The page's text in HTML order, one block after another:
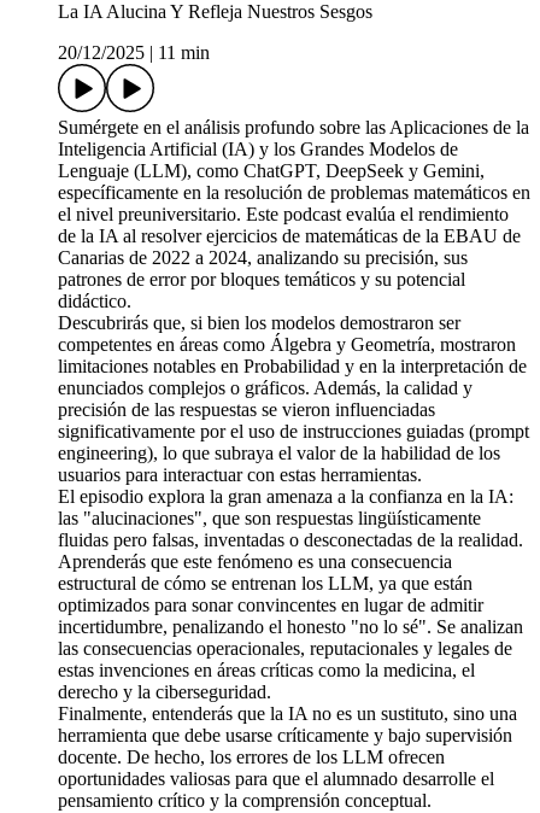
La IA Alucina Y Refleja Nuestros Sesgos
20/12/2025
11 min
Sumérgete en el análisis profundo sobre las Aplicaciones de la
Inteligencia Artificial (IA) y los Grandes Modelos de
Lenguaje (LLM), como ChatGPT, DeepSeek y Gemini,
específicamente en la resolución de problemas matemáticos en
el nivel preuniversitario. Este podcast evalúa el rendimiento
de la IA al resolver ejercicios de matemáticas de la EBAU de
Canarias de 2022 a 2024, analizando su precisión, sus
patrones de error por bloques temáticos y su potencial
didáctico.
Descubrirás que, si bien los modelos demostraron ser
competentes en áreas como Álgebra y Geometría, mostraron
limitaciones notables en Probabilidad y en la interpretación de
enunciados complejos o gráficos. Además, la calidad y
precisión de las respuestas se vieron influenciadas
significativamente por el uso de instrucciones guiadas (prompt
engineering), lo que subraya el valor de la habilidad de los
usuarios para interactuar con estas herramientas.
El episodio explora la gran amenaza a la confianza en la IA:
las "alucinaciones", que son respuestas lingüísticamente
fluidas pero falsas, inventadas o desconectadas de la realidad.
Aprenderás que este fenómeno es una consecuencia
estructural de cómo se entrenan los LLM, ya que están
optimizados para sonar convincentes en lugar de admitir
incertidumbre, penalizando el honesto "no lo sé". Se analizan
las consecuencias operacionales, reputacionales y legales de
estas invenciones en áreas críticas como la medicina, el
derecho y la ciberseguridad.
Finalmente, entenderás que la IA no es un sustituto, sino una
herramienta que debe usarse críticamente y bajo supervisión
docente. De hecho, los errores de los LLM ofrecen
oportunidades valiosas para que el alumnado desarrolle el
pensamiento crítico y la comprensión conceptual.